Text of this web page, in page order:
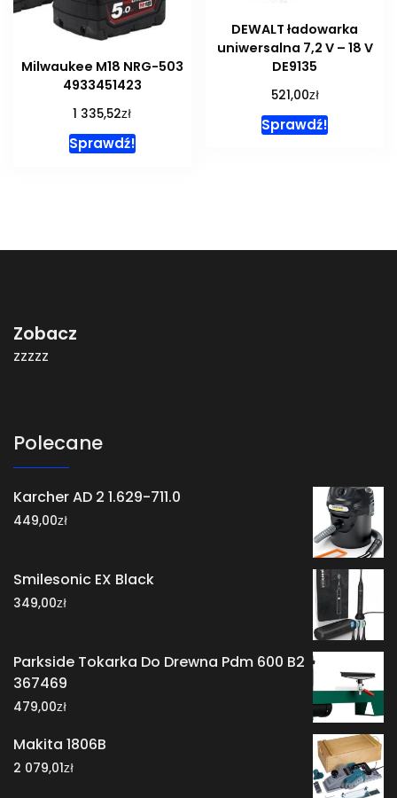
Milwaukee M18 NRG-503
4933451423
1 335,52zł
Sprawdź!
DEWALT ładowarka
uniwersalna 7,2 V – 18 V
DE9135
521,00zł
Sprawdź!
Zobacz
zzzzz
Polecane
Karcher AD 2 1.629-711.0
449,00zł
Smilesonic EX Black
349,00zł
Parkside Tokarka Do Drewna Pdm 600 B2
367469
479,00zł
Makita 1806B
2 079,01zł